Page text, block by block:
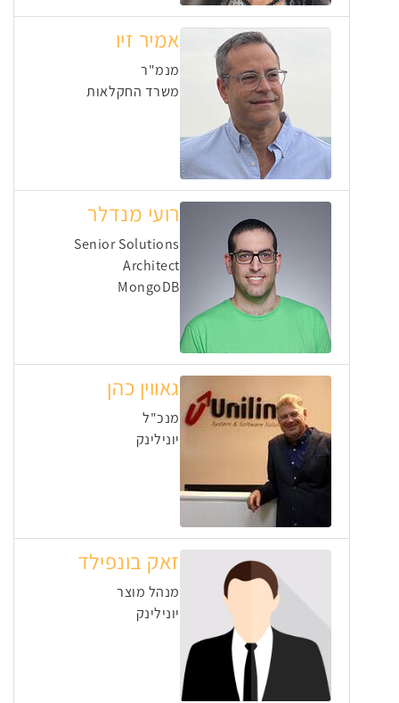
אמיר זיו
מנמ"ר
משרד החקלאות
רועי מנדלר
Senior Solutions
Architect
MongoDB
גאווין כהן
מנכ"ל
יונילינק
זאק בונפילד
מנהל מוצר
יונילינק